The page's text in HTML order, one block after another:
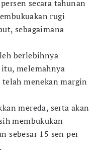
secara tahunan
rugi
sebagaimana
berlebihnya
melemahnya
menekan margin
mereda, serta akan
membukukan
sebesar 15 sen per